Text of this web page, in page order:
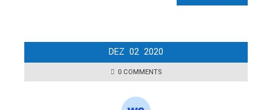
DEZ 02 2020
0 COMMENTS